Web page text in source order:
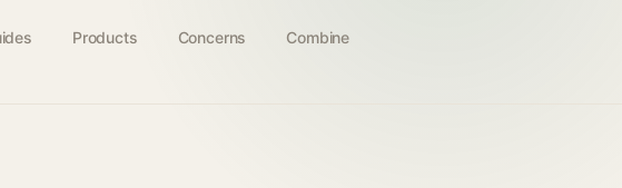
Products Concerns Combine